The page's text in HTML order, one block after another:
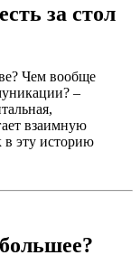
за стол
Чем вообще
–
взаимную
в эту историю